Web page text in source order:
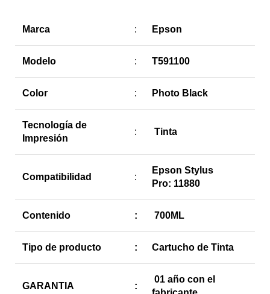
Marca : Epson
Modelo : T591100
Color : Photo Black
Tecnología de
Impresión
: Tinta
Compatibilidad :
Epson Stylus
Pro: 11880
Contenido : 700ML
Tipo de producto : Cartucho de Tinta
GARANTIA :
01 año con el